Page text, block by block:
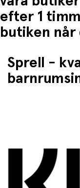
efter 1
butiken når
Sprell -